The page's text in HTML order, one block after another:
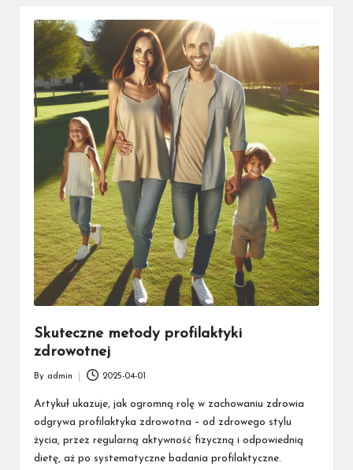
Skuteczne metody profilaktyki
zdrowotnej
by
By admin 2025-04-01
Artykuł ukazuje, jak ogromną rolę w zachowaniu zdrowia
odgrywa profilaktyka zdrowotna – od zdrowego stylu
życia, przez regularną aktywność fizyczną i odpowiednią
dietę, aż po systematyczne badania profilaktyczne.